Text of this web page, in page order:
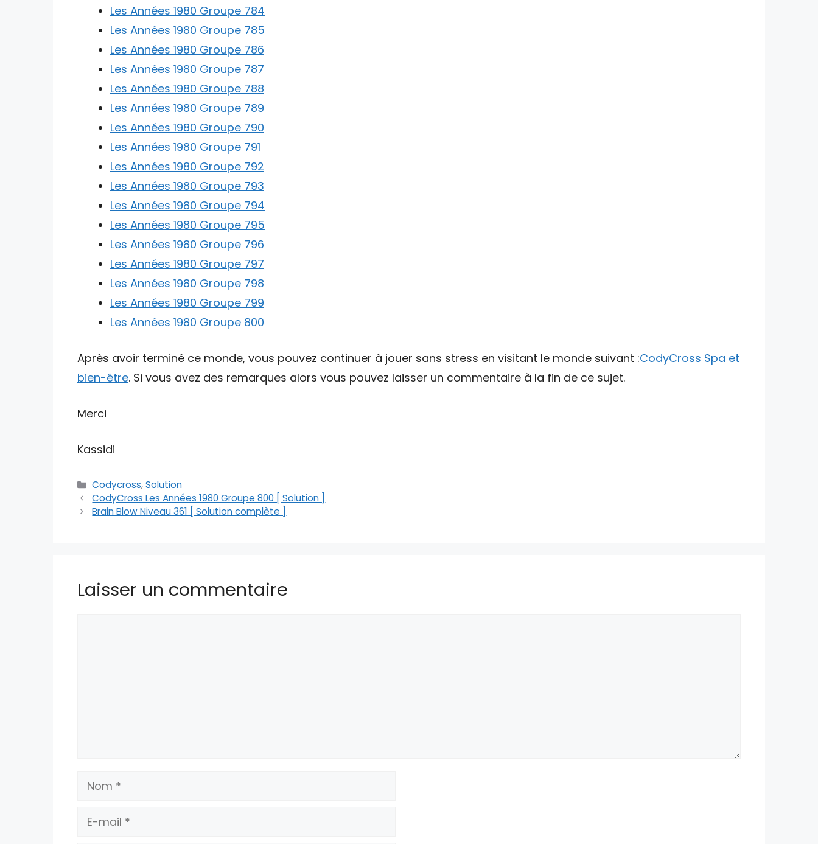
Les Années 1980 Groupe 784
Les Années 1980 Groupe 785
Les Années 1980 Groupe 786
Les Années 1980 Groupe 787
Les Années 1980 Groupe 788
Les Années 1980 Groupe 789
Les Années 1980 Groupe 790
Les Années 1980 Groupe 791
Les Années 1980 Groupe 792
Les Années 1980 Groupe 793
Les Années 1980 Groupe 794
Les Années 1980 Groupe 795
Les Années 1980 Groupe 796
Les Années 1980 Groupe 797
Les Années 1980 Groupe 798
Les Années 1980 Groupe 799
Les Années 1980 Groupe 800
Après avoir terminé ce monde, vous pouvez continuer à jouer sans stress en visitant le monde suivant :CodyCross Spa et
bien-être. Si vous avez des remarques alors vous pouvez laisser un commentaire à la fin de ce sujet.
Merci
Kassidi
Catégories
Codycross,Solution
CodyCross Les Années 1980 Groupe 800 [ Solution ]
Brain Blow Niveau 361 [ Solution complète ]
Laisser un commentaire
Nom
E-